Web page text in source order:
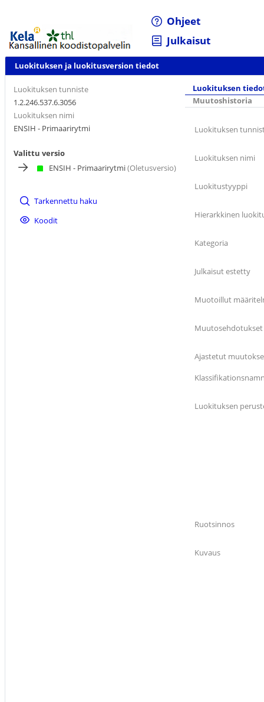
Ohjeet
Julkaisut
Luokituksen ja luokitusversion tiedot
Luokituksen tunniste
1.2.246.537.6.3056
Luokituksen nimi
ENSIH - Primaarirytmi
Valittu versio
ENSIH - Primaarirytmi(Oletusversio)
Tarkennettu haku
Koodit
Luokituksen
Muutoshistoria
Luokituksen
Luokituksen nimi
Luokitustyyppi
Hierarkkinen
Kategoria
Julkaisut estetty
Muotoillut
Ajastetut
Luokituksen
Ruotsinnos
Kuvaus